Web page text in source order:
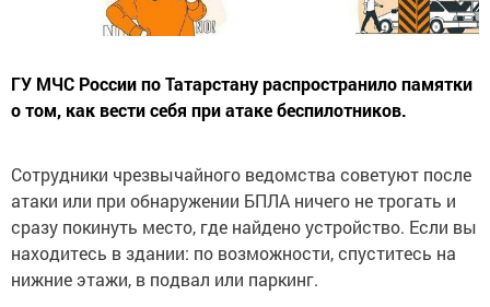
ГУ МЧС России по Татарстану распространило памятки
о том, как вести себя при атаке беспилотников.
Сотрудники чрезвычайного ведомства советуют после
атаки или при обнаружении БПЛА ничего не трогать и
сразу покинуть место, где найдено устройство. Если вы
находитесь в здании: по возможности, спуститесь на
нижние этажи, в подвал или паркинг.